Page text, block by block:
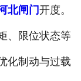
北闸门开度。
、限位状态等
化制动与过载